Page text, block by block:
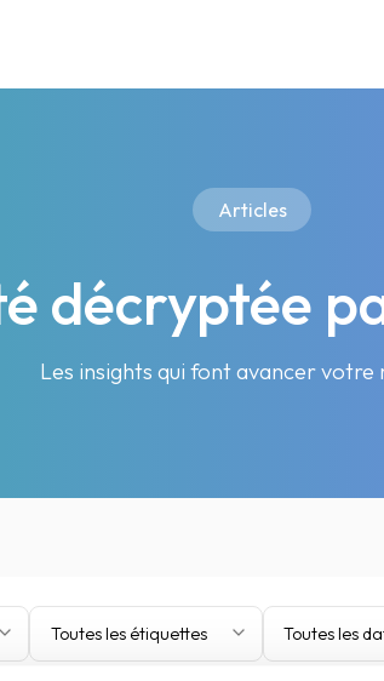
Articles
décryptée
Les insights qui font avancer votre
Toutes les étiquettes Toutes les